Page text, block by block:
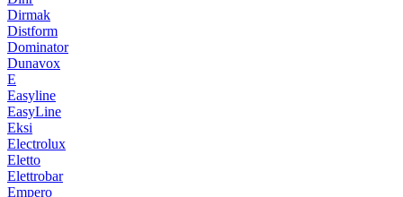
Dirmak
Distform
Dominator
Dunavox
E
Easyline
EasyLine
Eksi
Electrolux
Eletto
Elettrobar
Empero